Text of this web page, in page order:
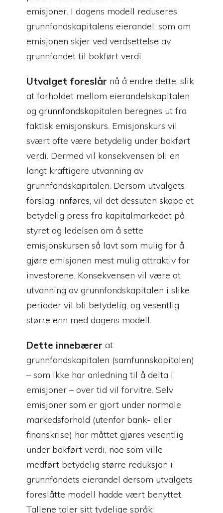
emisjoner. I dagens modell reduseres
grunnfondskapitalens eierandel, som om
emisjonen skjer ved verdsettelse av
grunnfondet til bokført verdi.
Utvalget foreslår nå å endre dette, slik
at forholdet mellom eierandelskapitalen
og grunnfondskapitalen beregnes ut fra
faktisk emisjonskurs. Emisjonskurs vil
svært ofte være betydelig under bokført
verdi. Dermed vil konsekvensen bli en
langt kraftigere utvanning av
grunnfondskapitalen. Dersom utvalgets
forslag innføres, vil det dessuten skape et
betydelig press fra kapitalmarkedet på
styret og ledelsen om å sette
emisjonskursen så lavt som mulig for å
gjøre emisjonen mest mulig attraktiv for
investorene. Konsekvensen vil være at
utvanning av grunnfondskapitalen i slike
perioder vil bli betydelig, og vesentlig
større enn med dagens modell.
Dette innebærer at
grunnfondskapitalen (samfunnskapitalen)
– som ikke har anledning til å delta i
emisjoner – over tid vil forvitre. Selv
emisjoner som er gjort under normale
markedsforhold (utenfor bank- eller
finanskrise) har måttet gjøres vesentlig
under bokført verdi, noe som ville
medført betydelig større reduksjon i
grunnfondets eierandel dersom utvalgets
foreslåtte modell hadde vært benyttet.
Tallene taler sitt tydelige språk: